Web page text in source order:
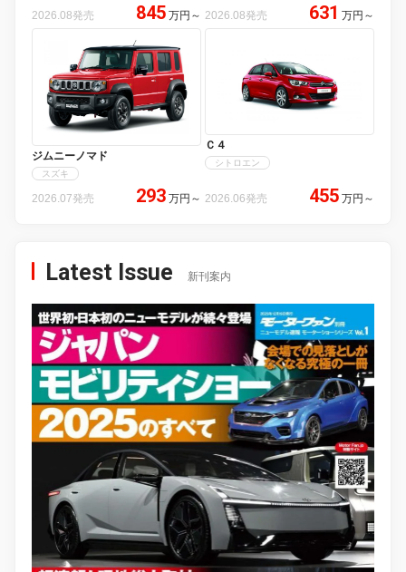
2026.08発売 845 万円 ～ 2026.08発売 631 万円 ～
ジムニーノマド
スズキ
2026.07発売 293 万円 ～
Ｃ４
シトロエン
2026.06発売 455 万円 ～
Latest Issue 新刊案内